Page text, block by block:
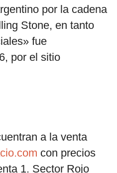
por la cadena
Stone, en tanto
fue
por el sitio
a la venta
con precios
1. Sector Rojo